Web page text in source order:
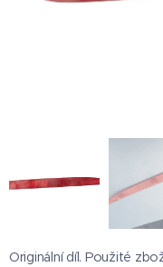
Originální díl. Použité